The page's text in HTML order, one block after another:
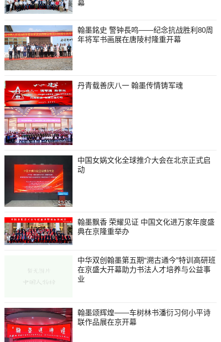
幕
翰墨銘史 警钟長鸣——纪念抗战胜利80周
年将军书画展在唐陵村隆重开幕
丹青载善庆八一 翰墨传情铸军魂
中国女娲文化全球推介大会在北京正式启
动
翰墨飘香 荣耀见证 中国文化进万家年度盛
典在京隆重举办
中华双创翰墨第五期“溯古通今”特训高研班
在京盛大开幕助力书法人才培养与公益事
业
翰墨颂辉煌——车树林书潘衍习何小平诗
联作品展在京开幕